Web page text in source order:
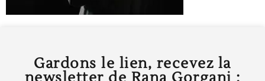
Gardons le lien, recevez la